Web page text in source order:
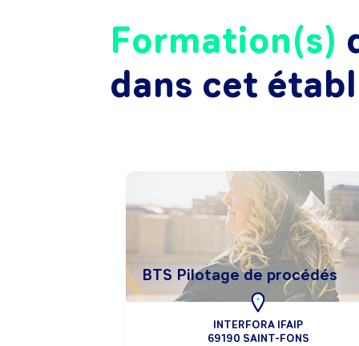
Formation(s)
dans cet
BTS Pilotage de procédés
INTERFORA IFAIP
69190 SAINT-FONS